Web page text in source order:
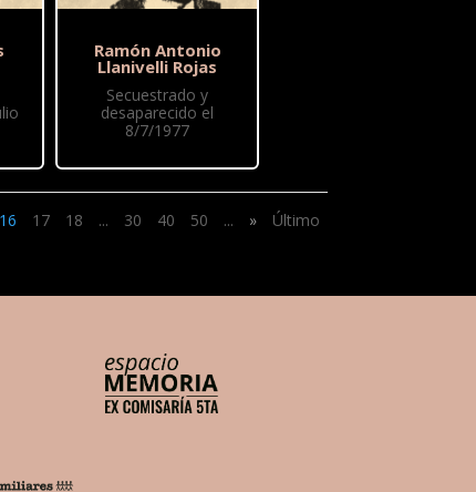
Ramón Antonio
Llanivelli Rojas
Secuestrado y
desaparecido el
8/7/1977
16 17 18 ... 30 40 50 ... » Último